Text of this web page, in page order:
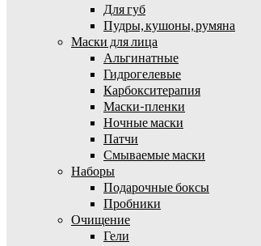
Для губ
Пудры, кушоны, румяна
Маски для лица
Альгинатные
Гидрогелевые
Карбокситерапия
Маски-пленки
Ночные маски
Патчи
Смываемые маски
Наборы
Подарочные боксы
Пробники
Очищение
Гели